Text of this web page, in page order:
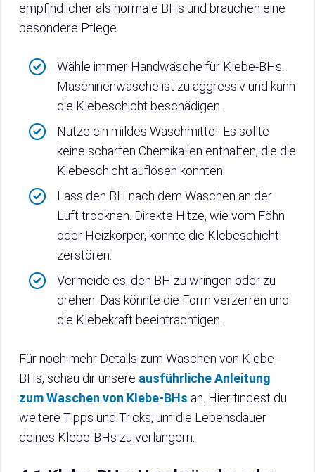
empfindlicher als normale BHs und brauchen eine
besondere Pflege.
Wähle immer Handwäsche für Klebe-BHs.
Maschinenwäsche ist zu aggressiv und kann
die Klebeschicht beschädigen.
Nutze ein mildes Waschmittel. Es sollte
keine scharfen Chemikalien enthalten, die die
Klebeschicht auflösen könnten.
Lass den BH nach dem Waschen an der
Luft trocknen. Direkte Hitze, wie vom Föhn
oder Heizkörper, könnte die Klebeschicht
zerstören.
Vermeide es, den BH zu wringen oder zu
drehen. Das könnte die Form verzerren und
die Klebekraft beeinträchtigen.
Für noch mehr Details zum Waschen von Klebe-
BHs, schau dir unsere ausführliche Anleitung
zum Waschen von Klebe-BHs an. Hier findest du
weitere Tipps und Tricks, um die Lebensdauer
deines Klebe-BHs zu verlängern.